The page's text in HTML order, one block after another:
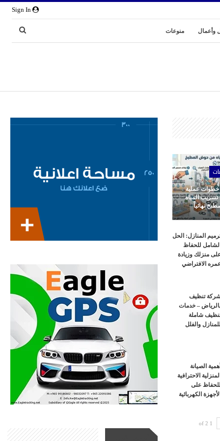
وأعمال منوعات
خطوات عملية
المياه
نهائياً
المنازل: الحل
الشامل للحفاظ
منزلك وزيادة
الافتراضي
تنظيف
– خدمات
شاملة
للمنازل والفلل
أهمية الصيانة
المنزلية الاحترافية
للحفاظ على
الأجهزة الكهربائية
1 of 2